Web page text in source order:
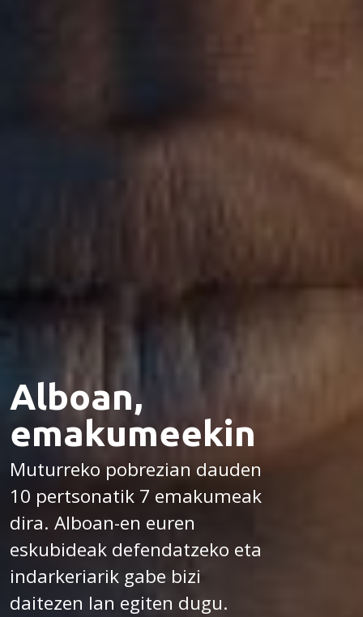
Alboan,
emakumeekin
Muturreko pobrezian dauden
10 pertsonatik 7 emakumeak
dira. Alboan-en euren
eskubideak defendatzeko eta
indarkeriarik gabe bizi
daitezen lan egiten dugu.